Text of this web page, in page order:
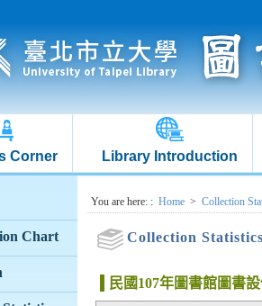
Corner Library Introduction
Chart
:::You are here: : Home > Collection
Collection Statistics
民國107年圖書館圖書